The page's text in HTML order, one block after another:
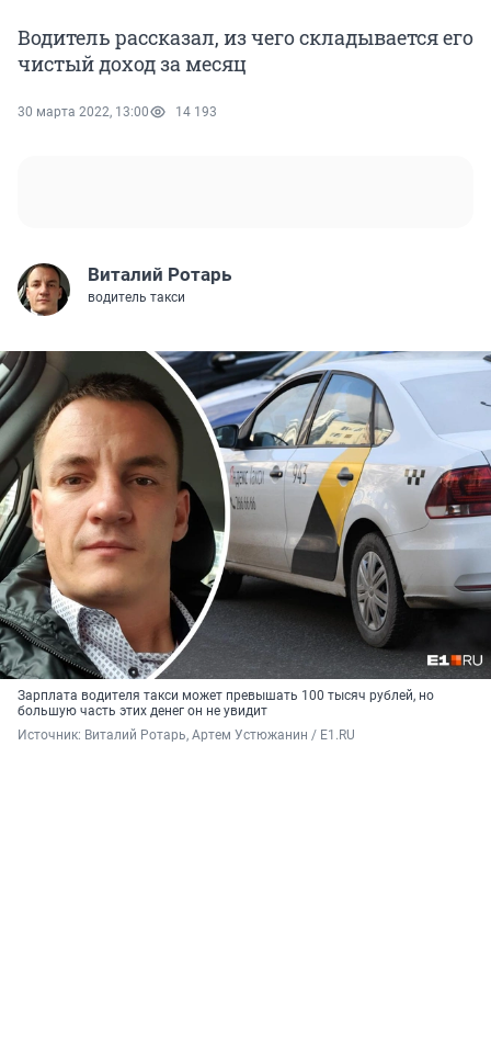
Водитель рассказал, из чего складывается его
чистый доход за месяц
30 марта 2022, 13:00 14 193
Виталий Ротарь
водитель такси
Зарплата водителя такси может превышать 100 тысяч рублей, но
большую часть этих денег он не увидит
Источник: Виталий Ротарь, Артем Устюжанин / E1.RU